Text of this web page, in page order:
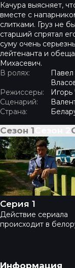
Качура выясняет,
вместе с
слитками. Груз не
старший спрятал
суму очень
лейтенанта и
Михасевич.
В ролях:
Режиссеры:
Игорь
Сценарий:
Страна:
Сезон 1
Сетевая угроза -
Серия 1
Действие сериала
происходит в
водохранилища
Навигация в подвале
Информация